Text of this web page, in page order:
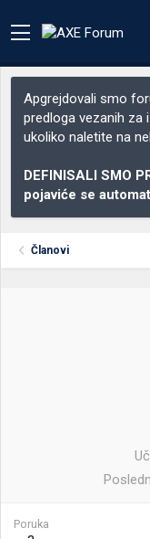
Apgrejdovali smo
predloga vezanih za
ukoliko naletite na
DEFINISALI SMO
pojaviće se
Članovi
Poruka